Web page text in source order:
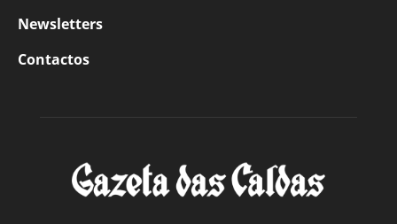
Newsletters
Contactos